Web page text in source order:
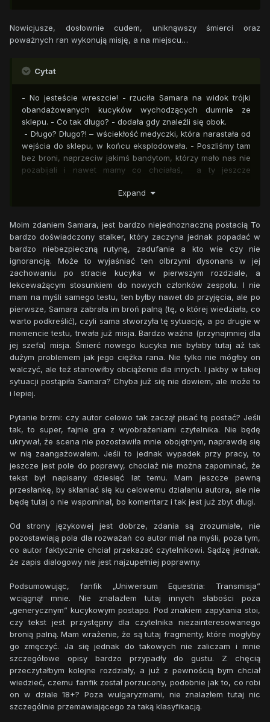
Nowicjusze, dosłownie cudem, uniknąwszy śmierci oraz
poważnych ran wykonują misję, a na miejscu…
Cytat
- No jesteście wreszcie! - rzuciła Samara na widok trójki
obandażowanych kucyków wychodzących dumnie ze
sklepu. - Co tak długo? - dodała gdy znaleźli się obok.
- Długo? Długo?! – wściekłość medyczki, która narastała od
wejścia do sklepu, w końcu eksplodowała. - Poszliśmy tam
bez broni, naprzeciw jakimś bandytom, którzy mało nas nie
pozabijali i nawet mamy co chciałaś, a ty jeszcze
że to miał być jakiś chory test, ale posłanie nas tam bez
mać! – splunęła.
- Rzeczywiście nie wiedziałam o bandytach - zgodziła się,
puszczając ostatnie zdanie mimo uszu. - Ale daliście sobie
radę jak widzę i macie towar. To najważniejsze.
- Tylko to się dla ciebie liczy?! Towar?! jakieś tam granaty?!
A my to co?! Pies?!
- Chcesz wiedzieć czemu was tam zostawiłam? - Przeszła
do kontrofensywy. - Musicie się nauczyć, że nie zawsze
można liczyć na ratunek, więc lepiej na niego nie liczyć.
Nigdy. To jedna z tych niezbędnych lekcji, a wy jak widzę -
wbiła w nią wzrok - zaliczyliście prawie wszystkie za
jednym zamachem. Brawo!
- Ilu już zabiły te twoje głupie testy? Ilu?! Odpowiadaj! -
zażądała.
Zapadła absolutna cisza, taka, że aż można było usłyszeć
wyregulowanego geigera. Klacze stały, mierząc się
wzrokiem. Żadna nie miała zamiaru odpuścić. Prawdziwy
pojedynek woli.
Pozostali zamarli w niepewności i zaskoczeniu. Jeszcze nie
było żeby którykolwiek z nowicjuszy miał tyle tupetu i
odwagi na coś takiego. W myślach starali się przewidzieć
co Samara z nią zrobi. Nikt jednak nie był dostatecznie
blisko rozwiązania.
maski ironiczny uśmiech. Wiedziała, że już wygrała tę bitwę,
teraz tylko nokaut medyczki na jej własnym polu.
- Naprawdę chcesz wiedzieć? – Pytanie zawisło między nimi
na kilka sekund niczym wyskakująca mina.
- A więc muszę cię rozczarować. Mój test, przez pięć lat,
jeszcze nikogo nie zabił, ani trwale nie okaleczył. –
powiedziała z pełnym spokojem. – Pozwolił za to odsiać
tych, którzy nadadzą się do tej roboty od zwykłych pozerów
i cwaniaków. I uwierz mi, nie jest to moja perwersyjna
przyjemność, tylko konieczność. Powierzchnia z nikim się
nie cacka, więc i ja nie mam zamiaru.
Expand
Moim zdaniem Samara, jest bardzo niejednoznaczną postacią To
bardzo doświadczony stalker, który zaczyna jednak popadać w
bardzo niebezpieczną rutynę, zadufanie a kto wie czy nie
ignorancję. Może to wyjaśniać ten olbrzymi dysonans w jej
zachowaniu po stracie kucyka w pierwszym rozdziale, a
lekceważącym stosunkiem do nowych członków zespołu. I nie
mam na myśli samego testu, ten byłby nawet do przyjęcia, ale po
pierwsze, Samara zabrała im broń palną (tę, o której wiedziała, co
warto podkreślić), czyli sama stworzyła tę sytuację, a po drugie w
momencie testu, trwała już misja. Bardzo ważna (przynajmniej dla
jej szefa) misja. Śmierć nowego kucyka nie byłaby tutaj aż tak
dużym problemem jak jego ciężka rana. Nie tylko nie mógłby on
walczyć, ale też stanowiłby obciążenie dla innych. I jakby w takiej
sytuacji postąpiła Samara? Chyba już się nie dowiem, ale może to
i lepiej.
Pytanie brzmi: czy autor celowo tak zaczął pisać tę postać? Jeśli
tak, to super, fajnie gra z wyobrażeniami czytelnika. Nie będę
ukrywał, że scena nie pozostawiła mnie obojętnym, naprawdę się
w nią zaangażowałem. Jeśli to jednak wypadek przy pracy, to
jeszcze jest pole do poprawy, chociaż nie można zapominać, że
tekst był napisany dziesięć lat temu. Mam jeszcze pewną
przesłankę, by skłaniać się ku celowemu działaniu autora, ale nie
będę tutaj o nie wspominał, bo komentarz i tak jest już zbyt długi.
Od strony językowej jest dobrze, zdania są zrozumiałe, nie
pozostawiają pola dla rozważań co autor miał na myśli, poza tym,
co autor faktycznie chciał przekazać czytelnikowi. Sądzę jednak.
że zapis dialogowy nie jest najzupełniej poprawny.
Podsumowując, fanfik „Uniwersum Equestria: Transmisja”
wciągnął mnie. Nie znalazłem tutaj innych słabości poza
„generycznym” kucykowym postapo. Pod znakiem zapytania stoi,
czy tekst jest przystępny dla czytelnika niezainteresowanego
bronią palną. Mam wrażenie, że są tutaj fragmenty, które mogłyby
go zmęczyć. Ja się jednak do takowych nie zaliczam i mnie
szczegółowe opisy bardzo przypadły do gustu. Z chęcią
przeczytałbym kolejne rozdziały, a już z pewnością bym chciał
wiedzieć, czemu fanfik został porzucony, podobnie jak to, co robi
on w dziale 18+? Poza wulgaryzmami, nie znalazłem tutaj nic
szczególnie przemawiającego za taką klasyfikacją.